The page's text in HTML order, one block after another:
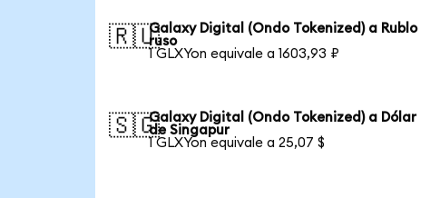
🇷🇺Galaxy Digital (Ondo Tokenized) a Rublo
ruso
1 GLXYon equivale a 1603,93 ₽
🇸🇬Galaxy Digital (Ondo Tokenized) a Dólar
de Singapur
1 GLXYon equivale a 25,07 $